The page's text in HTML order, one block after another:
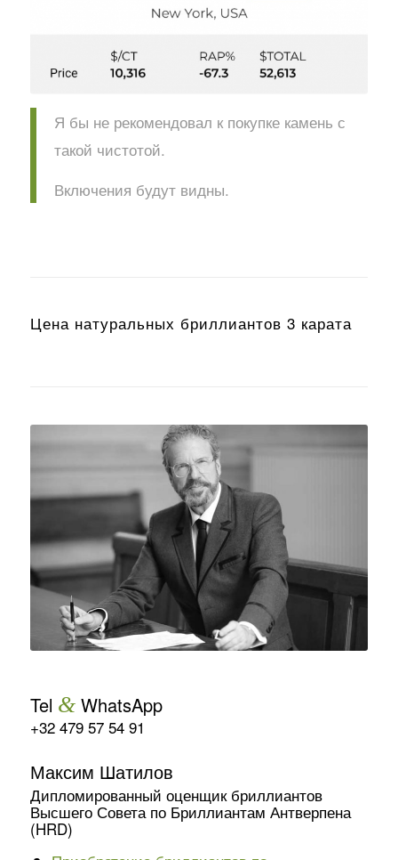
Я бы не рекомендовал к покупке камень с
такой чистотой.
Включения будут видны.
Цена натуральных бриллиантов
Tel &WhatsApp
+32 479 57 54 91
Максим Шатилов
Дипломированный оценщик бриллиантов
Высшего Совета по Бриллиантам Антверпена
(HRD)